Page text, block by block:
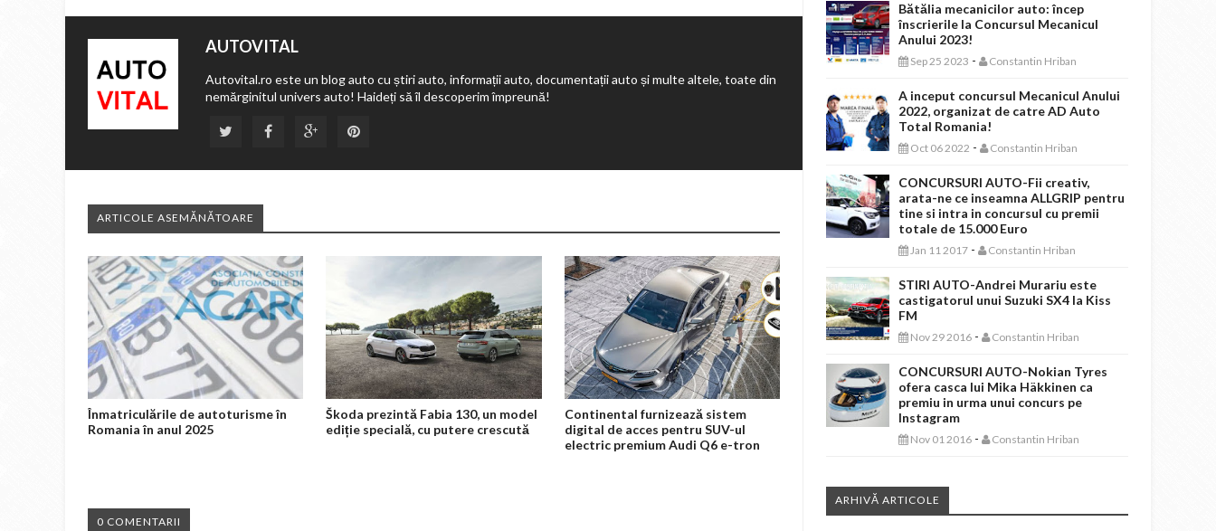
AUTOVITAL
Autovital.ro este un blog auto cu știri auto, informații auto, documentații auto și multe altele, toate din
nemărginitul univers auto! Haideți să îl descoperim împreună!
ARTICOLE ASEMĂNĂTOARE
Înmatriculările de autoturisme în
Romania în anul 2025
Škoda prezintă Fabia 130, un model
ediție specială, cu putere crescută
Continental furnizează sistem
digital de acces pentru SUV-ul
electric premium Audi Q6 e-tron
0 COMENTARII
Bătălia mecanicilor auto: încep
înscrierile la Concursul Mecanicul
Anului 2023!
Sep 25 2023 - Constantin Hriban
A inceput concursul Mecanicul Anului
2022, organizat de catre AD Auto
Total Romania!
Oct 06 2022 - Constantin Hriban
CONCURSURI AUTO-Fii creativ,
arata-ne ce inseamna ALLGRIP pentru
tine si intra in concursul cu premii
totale de 15.000 Euro
Jan 11 2017 - Constantin Hriban
STIRI AUTO-Andrei Murariu este
castigatorul unui Suzuki SX4 la Kiss
FM
Nov 29 2016 - Constantin Hriban
CONCURSURI AUTO-Nokian Tyres
ofera casca lui Mika Häkkinen ca
premiu in urma unui concurs pe
Instagram
Nov 01 2016 - Constantin Hriban
ARHIVĂ ARTICOLE